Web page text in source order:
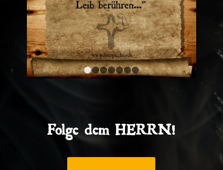
2 3 4 5 6 7
Folge dem HERRN!